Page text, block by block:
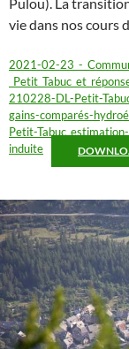
vie dans nos cours
2021-02-23_-
210228-DL-Petit-
gains-comparés-
Petit-
induite